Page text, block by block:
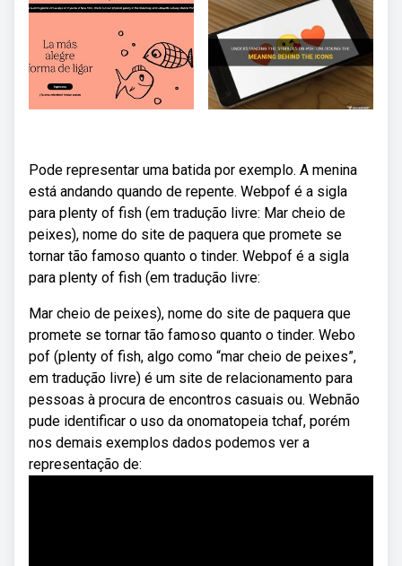
Pode representar uma batida por exemplo. A menina
está andando quando de repente. Webpof é a sigla
para plenty of fish (em tradução livre: Mar cheio de
peixes), nome do site de paquera que promete se
tornar tão famoso quanto o tinder. Webpof é a sigla
para plenty of fish (em tradução livre:
Mar cheio de peixes), nome do site de paquera que
promete se tornar tão famoso quanto o tinder. Webo
pof (plenty of fish, algo como “mar cheio de peixes”,
em tradução livre) é um site de relacionamento para
pessoas à procura de encontros casuais ou. Webnão
pude identificar o uso da onomatopeia tchaf, porém
nos demais exemplos dados podemos ver a
representação de: